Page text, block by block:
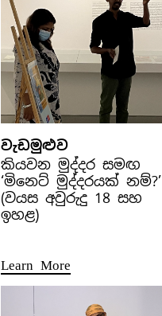
වැඩමුළුව
කියවන මුද්දර සමඟ
‘මිනෙට් මුද්දරයක් නම්?’
(වයස අවුරුදු 18 සහ
ඉහළ)
Learn More